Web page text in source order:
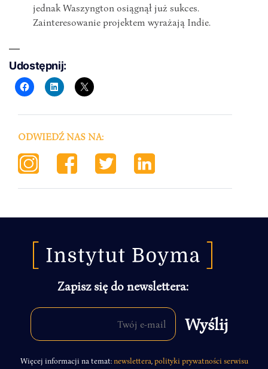
jednak Waszyngton osiągnął już sukces.
Zainteresowanie projektem wyrażają Indie.
Udostępnij:
ODWIEDŹ NAS NA:
Zapisz się do newslettera:
Więcej informacji na temat:newslettera polityki prywatności serwisu